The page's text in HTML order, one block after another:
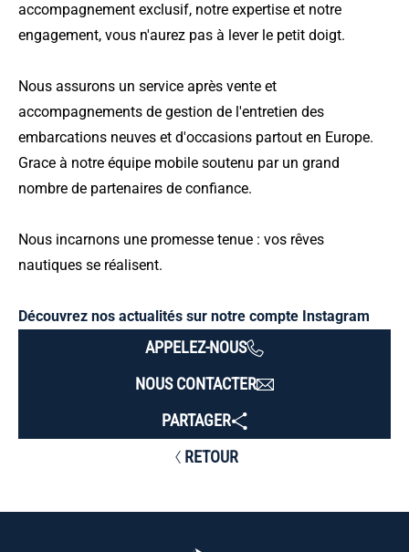
accompagnement exclusif, notre expertise et notre
engagement, vous n'aurez pas à lever le petit doigt.
Nous assurons un service après vente et
accompagnements de gestion de l'entretien des
embarcations neuves et d'occasions partout en Europe.
Grace à notre équipe mobile soutenu par un grand
nombre de partenaires de confiance.
Nous incarnons une promesse tenue : vos rêves
nautiques se réalisent.
Découvrez nos actualités sur notre compte Instagram
RETOUR
APPELEZ-NOUS
NOUS CONTACTER
PARTAGER